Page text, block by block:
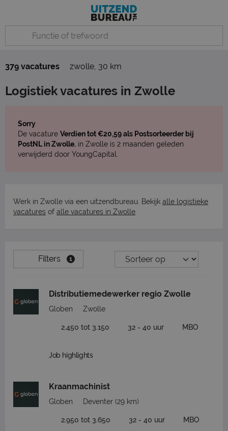
379 vacatures zwolle, 30 km
Logistiek vacatures in Zwolle
Sorry
De vacature Verdien tot €20,59 als Postsorteerder bij
PostNL in Zwolle. in Zwolle is 2 maanden geleden
verwijderd door YoungCapital.
Werk in Zwolle via een uitzendbureau. Bekijk alle logistieke
vacatures of alle vacatures in Zwolle
Filters 1
Distributiemedewerker regio Zwolle
Globen Zwolle
2.450 tot 3.150 32 - 40 uur MBO
Job highlights
Kraanmachinist
Globen Deventer (29 km)
2.950 tot 3.650 32 - 40 uur MBO